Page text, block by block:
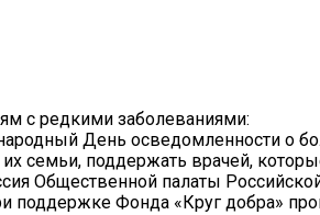
с редкими заболеваниями:
День осведомленности о
семьи, поддержать врачей,
Общественной палаты
поддержке Фонда «Круг добра»